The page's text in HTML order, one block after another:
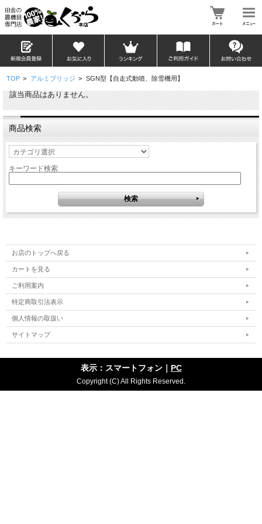
TOP > アルミブリッジ > SGN型【自走式動噴、除雪機用】
該当商品はありません。
商品検索
キーワード検索
お店のトップへ戻る
カートを見る
ご利用案内
特定商取引法表示
個人情報の取扱い
サイトマップ
表示：スマートフォン｜ PC
Copyright (C) All Rights Reserved.